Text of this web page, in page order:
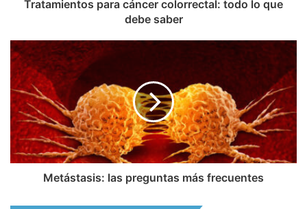
Tratamientos para cáncer colorrectal: todo lo que
debe saber
Metástasis: las preguntas más frecuentes